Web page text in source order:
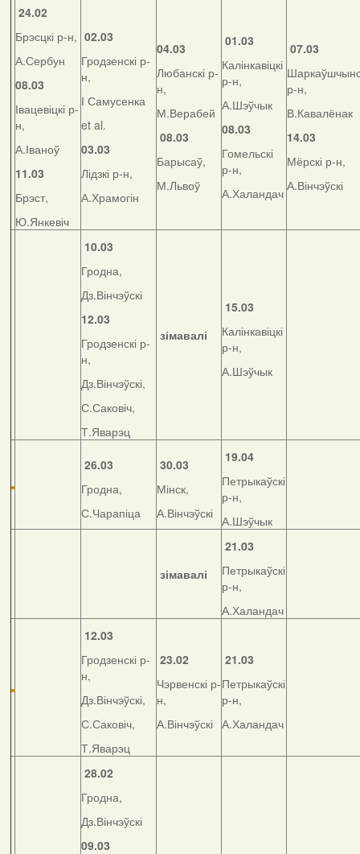
24.02
Брэсцкі р-н,
А.Сербун
08.03
Івацевіцкі р-
н,
А.Іваноў
11.03
Брэст,
Ю.Янкевіч
02.03
Гродзенскі р-
н,
І Самусенка
et al.
03.03
Лідзкі р-н,
А.Храмогін
04.03
Любанскі р-
н,
М.Верабей
08.03
Барысаў,
М.Львоў
01.03
Калінкавіцкі
р-н,
А.Шэўчык
08.03
Гомельскі
р-н,
А.Халандач
07.03
р-н,
В.Кавалёнак
14.03
Мёрскі р-н,
А.Вінчэўскі
10.03
Гродна,
Дз.Вінчэўскі
12.03
Гродзенскі р-
н,
Дз.Вінчэўскі,
С.Саковіч,
Т.Яварэц
зімавалі
15.03
Калінкавіцкі
р-н,
А.Шэўчык
26.03
Гродна,
С.Чарапіца
30.03
Мінск,
А.Вінчэўскі
19.04
Петрыкаўскі
р-н,
А.Шэўчык
зімавалі
21.03
Петрыкаўскі
р-н,
А.Халандач
12.03
Гродзенскі р-
н,
Дз.Вінчэўскі,
С.Саковіч,
Т.Яварэц
23.02
Чэрвенскі р-
н,
А.Вінчэўскі
21.03
Петрыкаўскі
р-н,
А.Халандач
28.02
Гродна,
Дз.Вінчэўскі
09.03